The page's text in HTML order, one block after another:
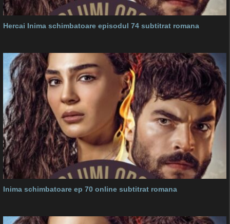
Hercai Inima schimbatoare episodul 74 subtitrat romana
Inima schimbatoare ep 70 online subtitrat romana